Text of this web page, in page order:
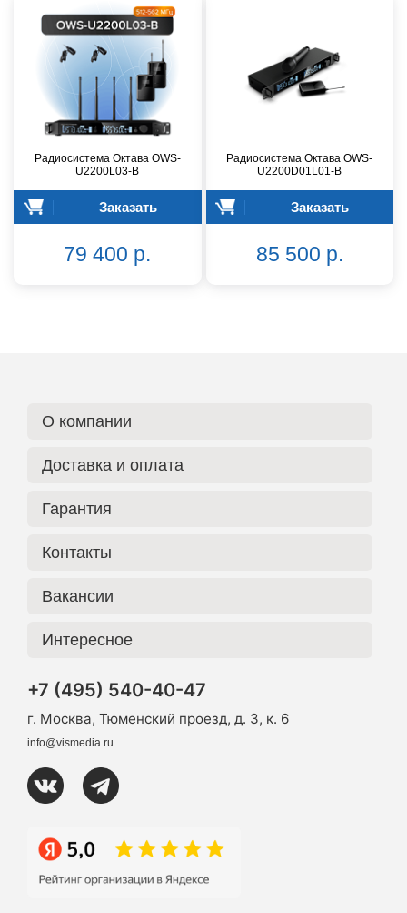
Радиосистема Октава OWS-
U2200L03-B
Заказать
79 400 р.
Радиосистема Октава OWS-
U2200D01L01-B
Заказать
85 500 р.
О компании
Доставка и оплата
Гарантия
Контакты
Вакансии
Интересное
+7 (495) 540-40-47
г. Москва, Тюменский проезд, д. 3, к. 6
info@vismedia.ru